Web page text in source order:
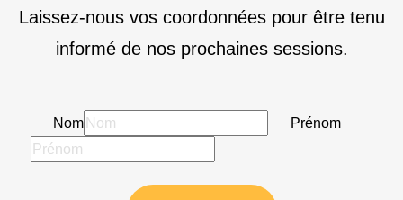
Laissez-nous vos coordonnées pour être tenu
informé de nos prochaines sessions.
Nom Prénom